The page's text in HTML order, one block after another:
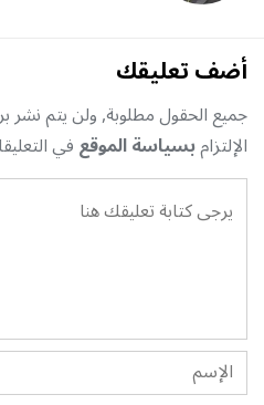
أضف تعليقك
جميع الحقول مطلوبة, ولن يتم نشر
الإلتزامبسياسة الموقعفي